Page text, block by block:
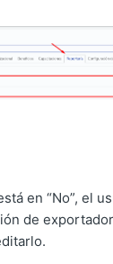
en “No”, el
de